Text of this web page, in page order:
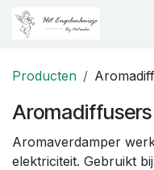
Overslaan naar inhoud
Producten
Aromadiffusers
Aromaverdamper
elektriciteit. Gebruikt